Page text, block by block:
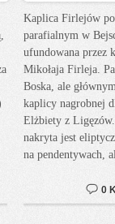
Kaplica Firlejów
parafialnym w
ufundowana przez
Mikołaja Firleja.
Boska, ale
kaplicy nagrobnej
Elżbiety z
nakryta jest
na pendentywach,
0